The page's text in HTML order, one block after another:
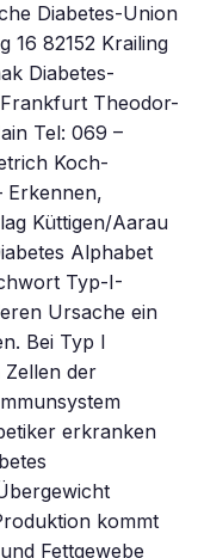
Diabetes-Union
16 82152 Krailing
Diabetes-
Theodor-
Tel: 069 –
Koch-
Erkennen,
Küttigen/Aarau
Alphabet
Typ-I-
Ursache ein
Bei Typ I
der
erkranken
kommt
Fettgewebe